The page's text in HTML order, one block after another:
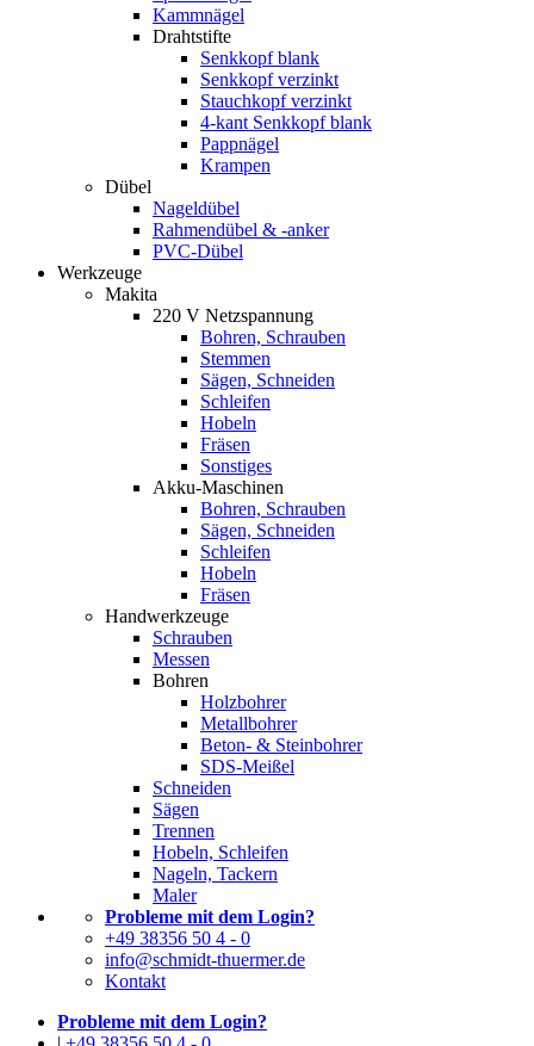
Kammnägel
Drahtstifte
Senkkopf blank
Senkkopf verzinkt
Stauchkopf verzinkt
4-kant Senkkopf blank
Pappnägel
Krampen
Dübel
Nageldübel
Rahmendübel & -anker
PVC-Dübel
Werkzeuge
Makita
220 V Netzspannung
Bohren, Schrauben
Stemmen
Sägen, Schneiden
Schleifen
Hobeln
Fräsen
Sonstiges
Akku-Maschinen
Bohren, Schrauben
Sägen, Schneiden
Schleifen
Hobeln
Fräsen
Handwerkzeuge
Schrauben
Messen
Bohren
Holzbohrer
Metallbohrer
Beton- & Steinbohrer
SDS-Meißel
Schneiden
Sägen
Trennen
Hobeln, Schleifen
Nageln, Tackern
Maler
Probleme mit dem Login?
+49 38356 50 4 - 0
info@schmidt-thuermer.de
Kontakt
Probleme mit dem Login?